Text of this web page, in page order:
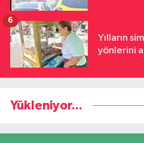
Yılların
yönlerini
6
Yükleniyor...